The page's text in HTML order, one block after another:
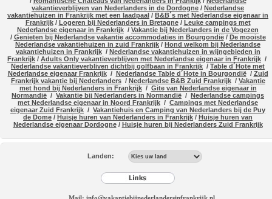
vakantieverblijven van Nederlanders in de Dordogne / Nederlandse
vakantiehuizen in Frankrijk met een laadpaal / B&B´s met Nederlandse eigenaar in
Frankrijk/ Logeren bij Nederlanders in Bretagne/ Leuke campings met
Nederlandse eigenaar in Frankrijk /Vakantie bij Nederlanders in de Vogezen
/ Genieten bij Nederlandse vakantie accommodaties in Bourgondië/ De mooiste
Nederlandse vakantiehuizen in zuid Frankrijk / Hond welkom bij Nederlandse
vakantiehuizen in Frankrijk/ Nederlandse vakantiehuizen in wijngebieden in
Frankrijk /Adults Only vakantieverblijven met Nederlandse eigenaar in Frankrijk /
Nederlandse vakantieverbliven dichtbij golfbaan in Frankrijk /Table d´Hote met
Nederlandse eigenaar Frankrijk/ Nederlandse Table d´Hote in Bourgondië/ Zuid
Frankrijk vakantie bij Nederlanders/ Nederlandse B&B Zuid Frankrijk/ Vakantie
met hond bij Nederlanders in Frankrijk/ Gite van Nederlandse eigenaar in
Normandië /Vakantie bij Nederlanders in Normandië /
Nederlandse campings
met Nederlandse eigenaar in Noord Frankrijk /Campings met Nederlandse
eigenaar Zuid Frankrijk /Vakantiehuis en Camping van Nederlanders bij de Puy
de Dome / Huisje huren van Nederlanders in Frankrijk / Huisje huren van
Nederlandse eigenaar Dordogne/ Huisje huren bij Nederlanders Zuid Frankrijk
Landen: